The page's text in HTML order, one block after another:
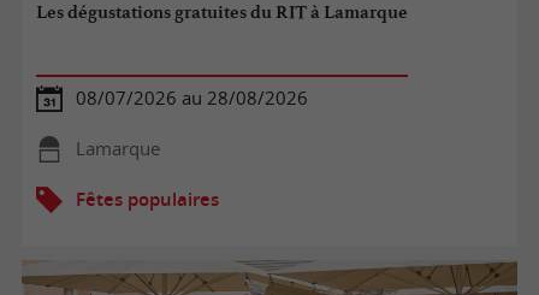
Les dégustations gratuites du RIT à Lamarque
08/07/2026 au 28/08/2026
Lamarque
Fêtes populaires